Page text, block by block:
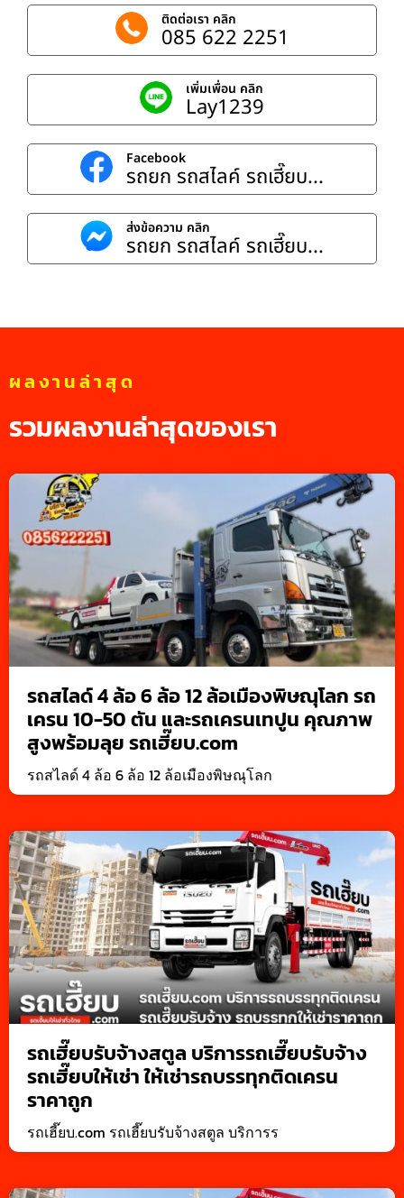
ติดต่อเรา คลิก
085 622 2251
เพิ่มเพื่อน คลิก
Lay1239
Facebook
รถยก รถสไลค์ รถเฮี๊ยบ...
ส่งข้อความ คลิก
รถยก รถสไลค์ รถเฮี๊ยบ...
ผลงานล่าสุด
รวมผลงานล่าสุดของเรา
รถสไลด์ 4 ล้อ 6 ล้อ 12 ล้อเมืองพิษณุโลก รถ
เครน 10-50 ตัน และรถเครนเทปูน คุณภาพ
สูงพร้อมลุย รถเฮี๊ยบ.com
รถสไลด์ 4 ล้อ 6 ล้อ 12 ล้อเมืองพิษณุโลก
รถเฮี๊ยบรับจ้างสตูล บริการรถเฮี๊ยบรับจ้าง
รถเฮี๊ยบให้เช่า ให้เช่ารถบรรทุกติดเครน
ราคาถูก
รถเฮี๊ยบ.com รถเฮี๊ยบรับจ้างสตูล บริการร